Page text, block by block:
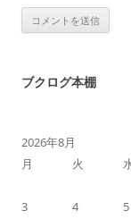
ブクログ本棚
2026年8月
月
火
3
4 5